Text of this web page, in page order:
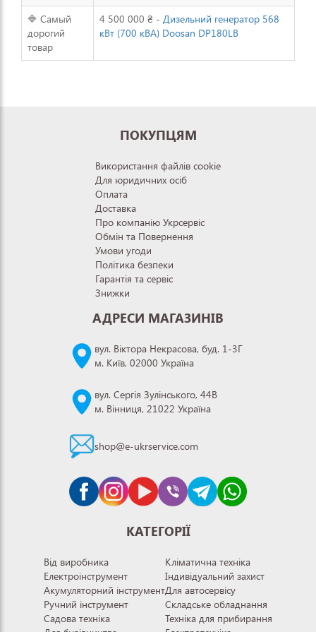
🔷 Самый
дорогий
товар
4 500 000 ₴ - Дизельний генератор 568
кВт (700 кВА) Doosan DP180LB
ПОКУПЦЯМ
Використання файлів cookie
Для юридичних осіб
Оплата
Доставка
Про компанію Укрсервіс
Обмін та Повернення
Умови угоди
Політика безпеки
Гарантія та сервіс
Знижки
АДРЕСИ МАГАЗИНІВ
вул. Віктора Некрасова, буд. 1-3Г
м. Київ, 02000 Україна
вул. Сергія Зулінського, 44В
м. Вінниця, 21022 Україна
shop@e-ukrservice.com
КАТЕГОРІЇ
Від виробника
Електроінструмент
Акумуляторний інструмент
Ручний інструмент
Садова техніка
Кліматична техніка
Індивідуальний захист
Для автосервісу
Складське обладнання
Техніка для прибирання